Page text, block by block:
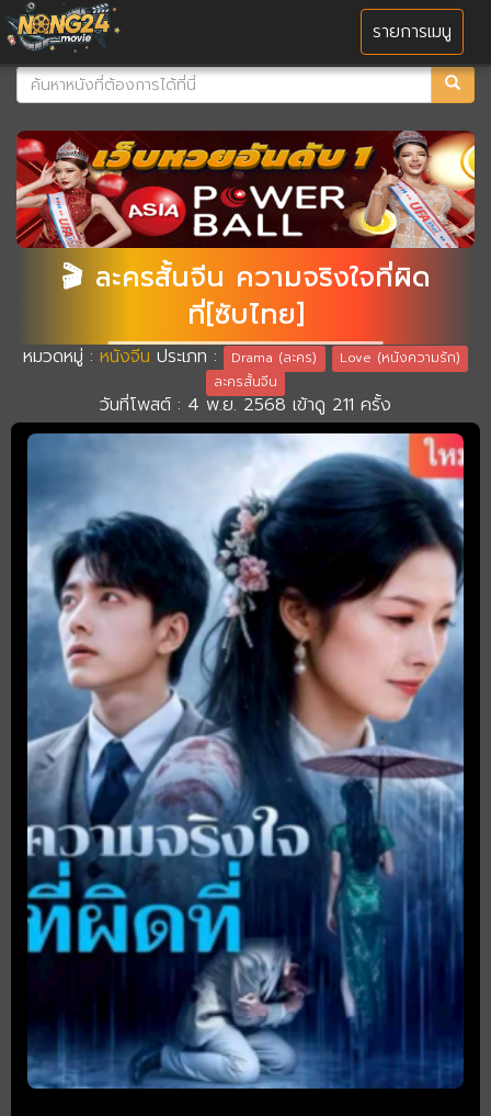
MENU
รายการเมนู
🎬 ละครสั้นจีน ความจริงใจที่ผิด
ที่[ซับไทย]
หมวดหมู่ :หนังจีน ประเภท : Drama (ละคร)
Love (หนังความรัก)
ละครสั้นจีน
วันที่โพสต์ : 4 พ.ย. 2568 เข้าดู 211 ครั้ง